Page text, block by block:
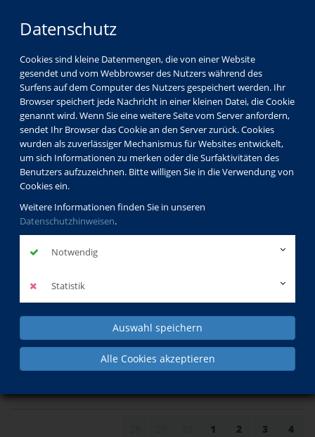
Datenschutz
Cookies sind kleine Datenmengen, die von einer Website
gesendet und vom Webbrowser des Nutzers während des
Surfens auf dem Computer des Nutzers gespeichert werden. Ihr
Browser speichert jede Nachricht in einer kleinen Datei, die Cookie
genannt wird. Wenn Sie eine weitere Seite vom Server anfordern,
sendet Ihr Browser das Cookie an den Server zurück. Cookies
wurden als zuverlässiger Mechanismus für Websites entwickelt,
um sich Informationen zu merken oder die Surfaktivitäten des
Benutzers aufzuzeichnen. Bitte willigen Sie in die Verwendung von
Cookies ein.
Weitere Informationen finden Sie in unseren
Datenschutzhinweisen.
Notwendig
Statistik
Auswahl speichern
Alle Cookies akzeptieren
im Mai
1 2 3 4